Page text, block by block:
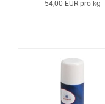
54,00 EUR pro kg